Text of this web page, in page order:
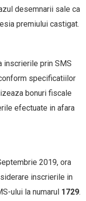
desemnarii sale ca
premiului castigat.
inscrierile prin SMS
specificatiilor
bonuri fiscale
efectuate in afara
2019, ora
inscrierile in
ului la numarul 1729.